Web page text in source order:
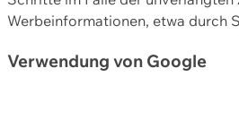
Werbeinformationen, etwa durch
Verwendung von Google